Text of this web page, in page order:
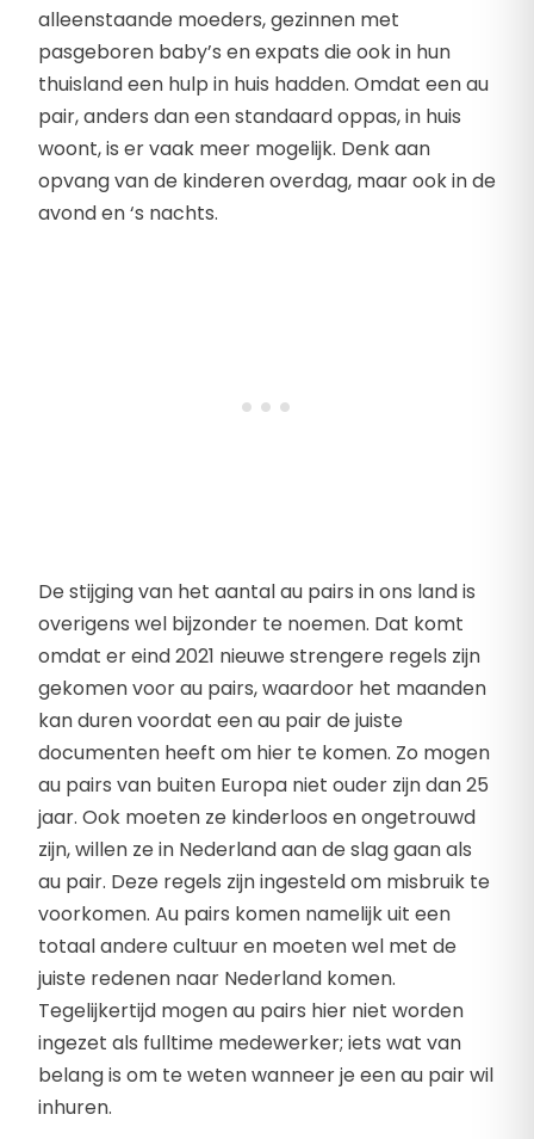
alleenstaande moeders, gezinnen met
pasgeboren baby’s en expats die ook in hun
thuisland een hulp in huis hadden. Omdat een au
pair, anders dan een standaard oppas, in huis
woont, is er vaak meer mogelijk. Denk aan
opvang van de kinderen overdag, maar ook in de
avond en ‘s nachts.
De stijging van het aantal au pairs in ons land is
overigens wel bijzonder te noemen. Dat komt
omdat er eind 2021 nieuwe strengere regels zijn
gekomen voor au pairs, waardoor het maanden
kan duren voordat een au pair de juiste
documenten heeft om hier te komen. Zo mogen
au pairs van buiten Europa niet ouder zijn dan 25
jaar. Ook moeten ze kinderloos en ongetrouwd
zijn, willen ze in Nederland aan de slag gaan als
au pair. Deze regels zijn ingesteld om misbruik te
voorkomen. Au pairs komen namelijk uit een
totaal andere cultuur en moeten wel met de
juiste redenen naar Nederland komen.
Tegelijkertijd mogen au pairs hier niet worden
ingezet als fulltime medewerker; iets wat van
belang is om te weten wanneer je een au pair wil
inhuren.